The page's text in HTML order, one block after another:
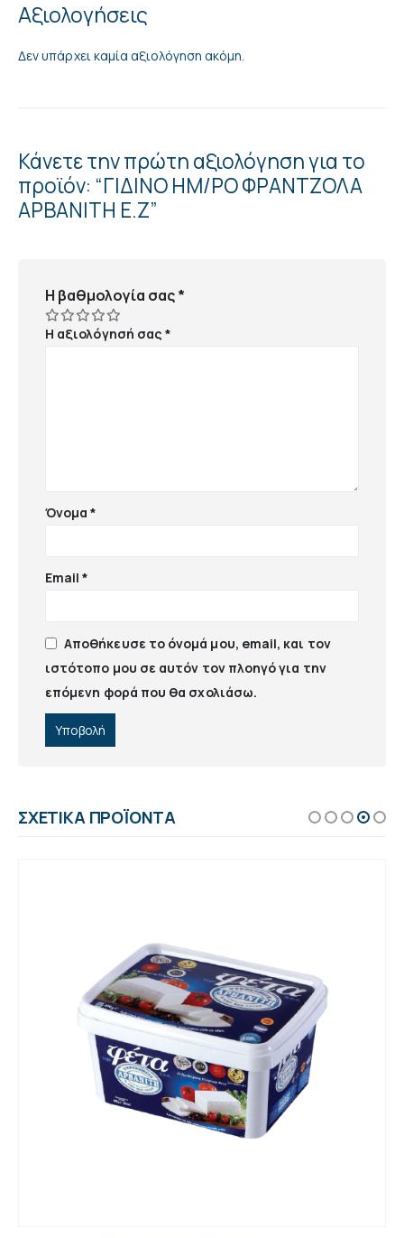
Αξιολογήσεις
Δεν υπάρχει καμία αξιολόγηση ακόμη.
Κάνετε την πρώτη αξιολόγηση για το
προϊόν: “ΓΙΔΙΝΟ ΗΜ/ΡΟ ΦΡΑΝΤΖΟΛΑ
ΑΡΒΑΝΙΤΗ Ε.Ζ”
Η βαθμολογία σας*
Η αξιολόγησή σας*
Όνομα*
Email*
Αποθήκευσε το όνομά μου, email, και τον
ιστότοπο μου σε αυτόν τον πλοηγό για την
επόμενη φορά που θα σχολιάσω.
ΣΧΕΤΙΚΆ ΠΡΟΪΌΝΤΑ